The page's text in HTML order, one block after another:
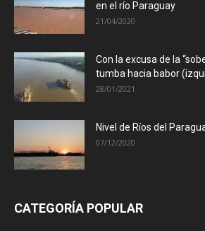
en el río Paraguay
21/04/2020
Con la excusa de la
tumba hacia babor
28/01/2021
Nivel de Ríos del
07/12/2020
CATEGORÍA POPULAR